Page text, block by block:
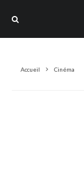
Accueil Cinéma